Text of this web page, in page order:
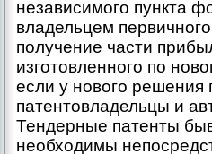
независимого пункта
владельцем
получение части
изготовленного по
если у нового решения
патентовладельцы и
Тендерные патенты
необходимы